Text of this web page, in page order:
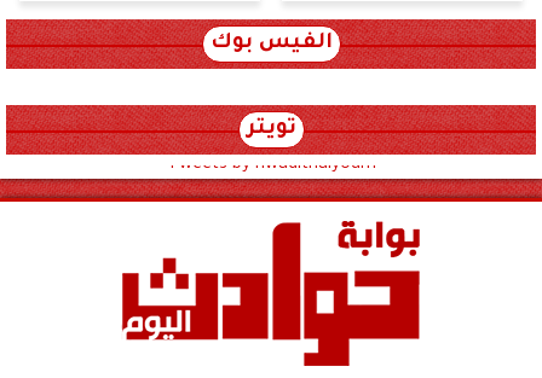
الفيس بوك
تويتر
Tweets by hwadithalyoum